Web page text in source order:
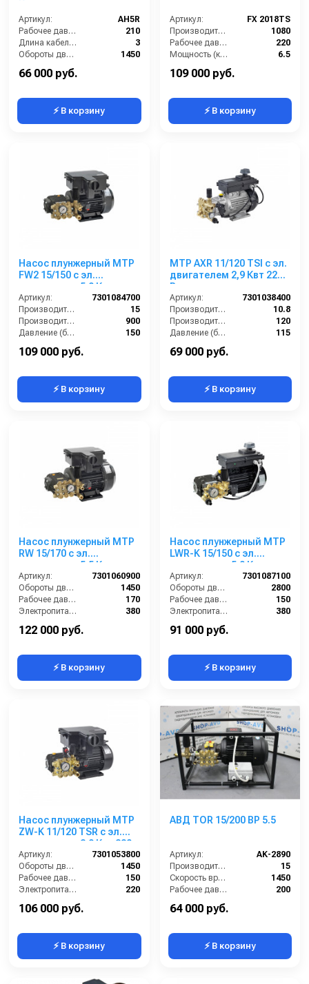
Артикул:
AH5R
Рабочее давление (бар):
210
Длина кабеля (м):
3
Обороты двигателя (об/мин):
1450
66 000 руб.
⚡ В корзину
Артикул:
FX 2018TS
Производительность (л/ч):
1080
Рабочее давление (бар):
220
Мощность (кВт):
6.5
109 000 руб.
⚡ В корзину
Насос плунжерный MTP
FW2 15/150 с эл.
двигателем 5,0 Квт
220/380 В
Артикул:
7301084700
Производительность (л/мин):
15
Производительность (л/ч):
900
Давление (бар):
150
109 000 руб.
⚡ В корзину
MTP AXR 11/120 TSI с эл.
двигателем 2,9 Квт 220
В
Артикул:
7301038400
Производительность (л/мин):
10.8
Производительность (л/ч):
120
Давление (бар):
115
Рабочее давление (бар):
69 000 руб.
⚡ В корзину
Насос плунжерный MTP
RW 15/170 с эл.
двигателем 5,5 Квт
220/380 В
Артикул:
7301060900
Обороты двигателя (об/мин):
1450
Рабочее давление (бар):
170
Электропитание (В):
380
122 000 руб.
⚡ В корзину
Насос плунжерный MTP
LWR-K 15/150 с эл.
двигателем 5,0 Квт
220/380 В
Артикул:
7301087100
Обороты двигателя (об/мин):
2800
Рабочее давление (бар):
150
Электропитание (В):
380
Мощность (кВт):
91 000 руб.
⚡ В корзину
Насос плунжерный MTP
ZW-K 11/120 TSR с эл.
двигателем 2,9 Квт 220
В
Артикул:
7301053800
Обороты двигателя (об/мин):
1450
Рабочее давление (бар):
150
Электропитание (В):
220
106 000 руб.
⚡ В корзину
АВД TOR 15/200 BP 5.5
Артикул:
AK-2890
Производительность (л/мин):
15
Скорость вращения (об/мин):
1450
Рабочее давление (бар):
200
Мощность (кВт):
64 000 руб.
⚡ В корзину